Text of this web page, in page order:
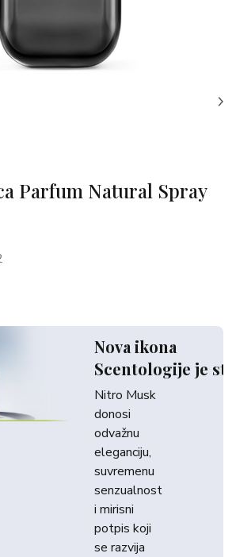
Parfum Natural Spray
Nova ikona
Scentologije je
Nitro Musk
donosi
odvažnu
eleganciju,
suvremenu
senzualnost
i mirisni
potpis koji
se razvija